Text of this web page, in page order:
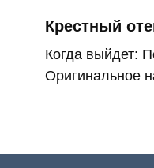
Крестный
Когда выйдет:
Оригинальное